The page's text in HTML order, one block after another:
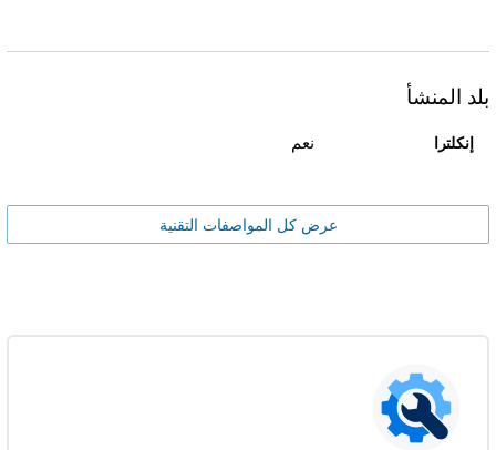
بلد المنشأ
إنكلترا نعم
عرض كل المواصفات التقنية